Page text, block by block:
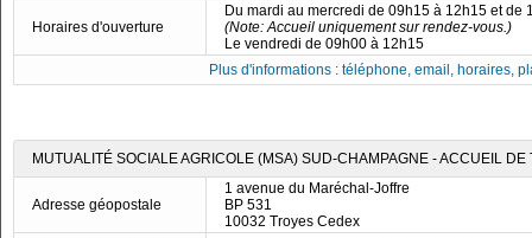
Horaires d'ouverture
Du mardi au mercredi de 09h15 à 12h15 et de
(Note: Accueil uniquement sur rendez-vous.)
Le vendredi de 09h00 à 12h15
Plus d'informations : téléphone, email, horaires,
MUTUALITÉ SOCIALE AGRICOLE (MSA) SUD-CHAMPAGNE - ACCUEIL DE
Adresse géopostale
1 avenue du Maréchal-Joffre
BP 531
10032 Troyes Cedex